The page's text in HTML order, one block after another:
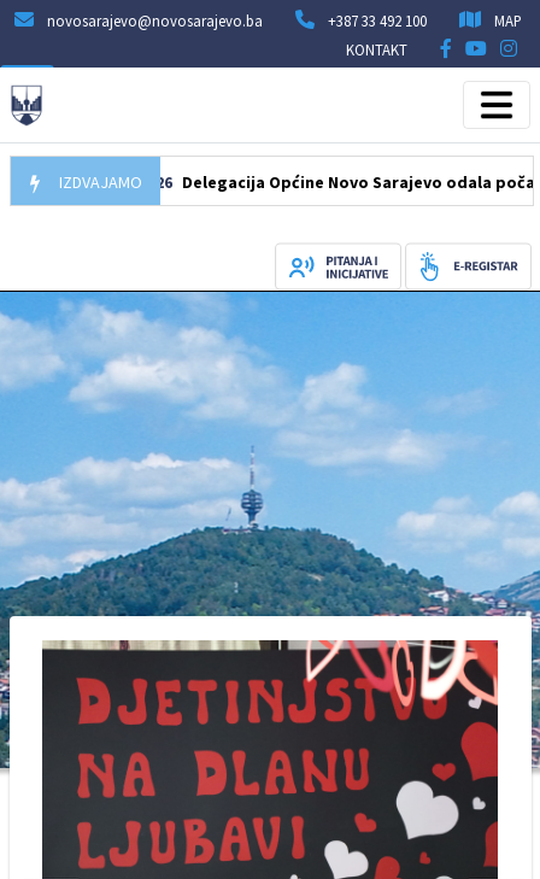
novosarajevo@novosarajevo.ba +387 33 492 100
MAP
KONTAKT
IZDVAJAMO
07.08.2026 Delegacija Općine Novo Sarajevo odala počast